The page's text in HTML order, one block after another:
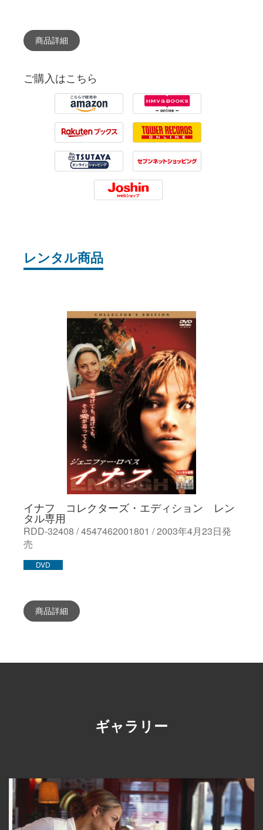
商品詳細
ご購入はこちら
Amazon HMV
Rakuten Tower Records
Tsutaya 7net
Joshin
レンタル商品
イナフ コレクターズ・エディション レン
タル専用
RDD-32408 / 4547462001801 / 2003年4月23日発
売
DVD
商品詳細
ギャラリー